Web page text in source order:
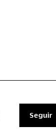
Seguir